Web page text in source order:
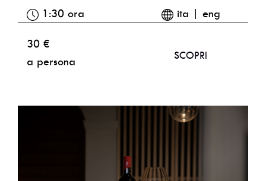
1:30 ora ita | eng
30 €
a persona
SCOPRI